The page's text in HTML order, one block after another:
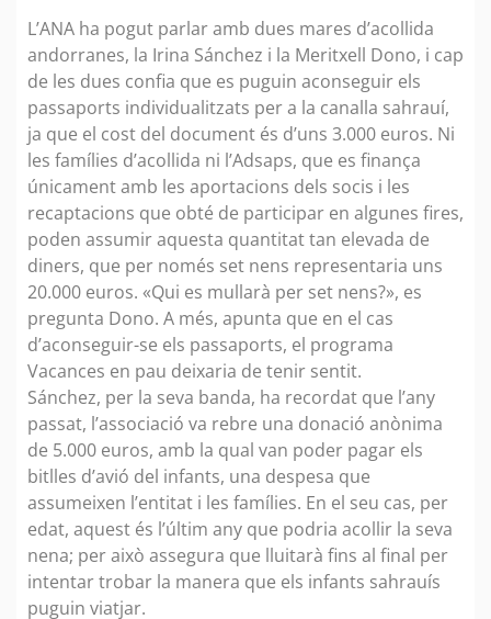
L’ANA ha pogut parlar amb dues mares d’acollida
andorranes, la Irina Sánchez i la Meritxell Dono, i cap
de les dues confia que es puguin aconseguir els
passaports individualitzats per a la canalla sahrauí,
ja que el cost del document és d’uns 3.000 euros. Ni
les famílies d’acollida ni l’Adsaps, que es finança
únicament amb les aportacions dels socis i les
recaptacions que obté de participar en algunes fires,
poden assumir aquesta quantitat tan elevada de
diners, que per només set nens representaria uns
20.000 euros. «Qui es mullarà per set nens?», es
pregunta Dono. A més, apunta que en el cas
d’aconseguir-se els passaports, el programa
Vacances en pau deixaria de tenir sentit.
Sánchez, per la seva banda, ha recordat que l’any
passat, l’associació va rebre una donació anònima
de 5.000 euros, amb la qual van poder pagar els
bitlles d’avió del infants, una despesa que
assumeixen l’entitat i les famílies. En el seu cas, per
edat, aquest és l’últim any que podria acollir la seva
nena; per això assegura que lluitarà fins al final per
intentar trobar la manera que els infants sahrauís
puguin viatjar.